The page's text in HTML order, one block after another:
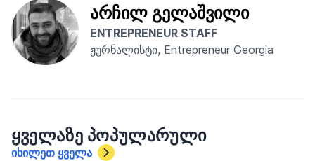
არჩილ გელაშვილი
ENTREPRENEUR STAFF
ჟურნალისტი, Entrepreneur Georgia
ᲧᲕᲔᲚᲐᲖᲔ ᲞᲝᲞᲣᲚᲐᲠᲣᲚᲘ
იხილეთ ყველა